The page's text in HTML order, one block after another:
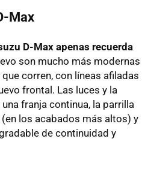
Max
D-Max apenas recuerda
son mucho más modernas
corren, con líneas afiladas
frontal. Las luces y la
franja continua, la parrilla
los acabados más altos) y
de continuidad y